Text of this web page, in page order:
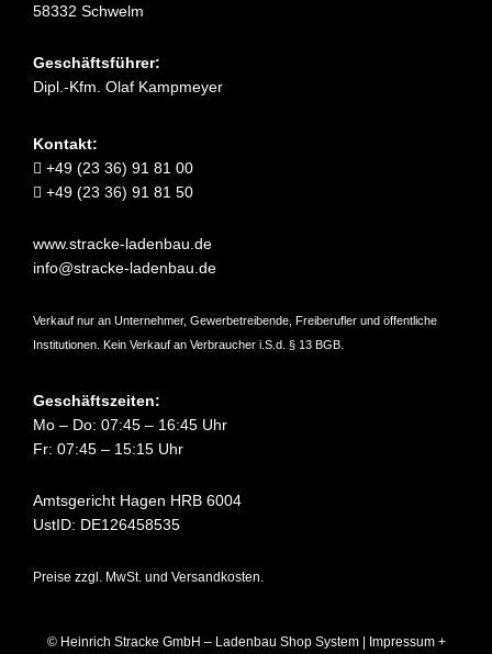
58332 Schwelm
Geschäftsführer:
Dipl.-Kfm. Olaf Kampmeyer
Kontakt:
+49 (23 36) 91 81 00
+49 (23 36) 91 81 50
www.stracke-ladenbau.de
info@stracke-ladenbau.de
Verkauf nur an Unternehmer, Gewerbetreibende, Freiberufler und öffentliche
Institutionen. Kein Verkauf an Verbraucher i.S.d. § 13 BGB.
Geschäftszeiten:
Mo – Do: 07:45 – 16:45 Uhr
Fr: 07:45 – 15:15 Uhr
Amtsgericht Hagen HRB 6004
UstID: DE126458535
Preise zzgl. MwSt. und Versandkosten.
© Heinrich Stracke GmbH – Ladenbau Shop System | Impressum +